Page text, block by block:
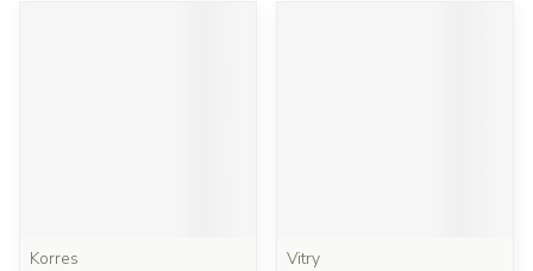
Korres
Vitry